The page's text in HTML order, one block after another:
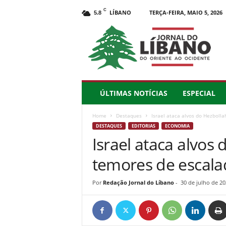
5.8 C LÍBANO TERÇA-FEIRA, MAIO 5, 2026
o
ÚLTIMAS NOTÍCIAS ESPECIAL
Home Destaques Israel ataca alvos do
DESTAQUES EDITORIAS ECONOMIA
Israel ataca alvos
temores de
Por Redação Jornal do Líbano- 30 de julho de